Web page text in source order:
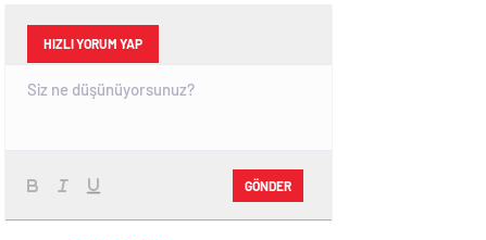
HIZLI YORUM YAP
GÖNDER